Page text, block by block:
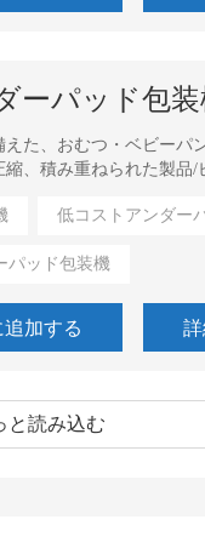
ーパッド包装
た、おむつ・ベビーパ
、積み重ねられた製品/
低コストアンダー
パッド包装機
加する
と読み込む